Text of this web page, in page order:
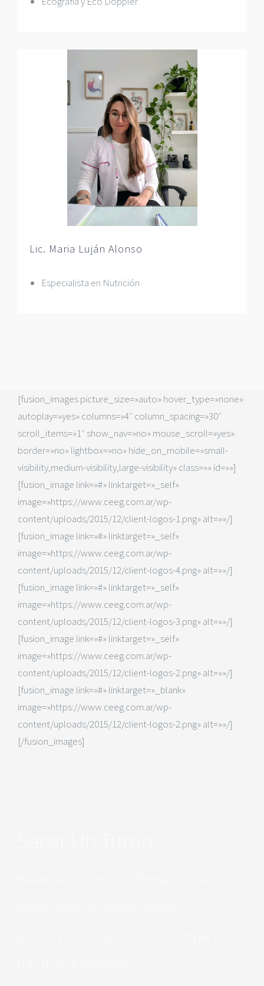
Lic. Maria Luján Alonso
Especialista en Nutrición
[fusion_images picture_size=»auto» hover_type=»none»
autoplay=»yes» columns=»4″ column_spacing=»30″
scroll_items=»1″ show_nav=»no» mouse_scroll=»yes»
border=»no» lightbox=»no» hide_on_mobile=»small-
visibility,medium-visibility,large-visibility» class=»» id=»»]
[fusion_image link=»#» linktarget=»_self»
image=»https://www.ceeg.com.ar/wp-
content/uploads/2015/12/client-logos-1.png» alt=»»/]
[fusion_image link=»#» linktarget=»_self»
image=»https://www.ceeg.com.ar/wp-
content/uploads/2015/12/client-logos-4.png» alt=»»/]
[fusion_image link=»#» linktarget=»_self»
image=»https://www.ceeg.com.ar/wp-
content/uploads/2015/12/client-logos-3.png» alt=»»/]
[fusion_image link=»#» linktarget=»_self»
image=»https://www.ceeg.com.ar/wp-
content/uploads/2015/12/client-logos-2.png» alt=»»/]
[fusion_image link=»#» linktarget=»_blank»
image=»https://www.ceeg.com.ar/wp-
content/uploads/2015/12/client-logos-2.png» alt=»»/]
[/fusion_images]